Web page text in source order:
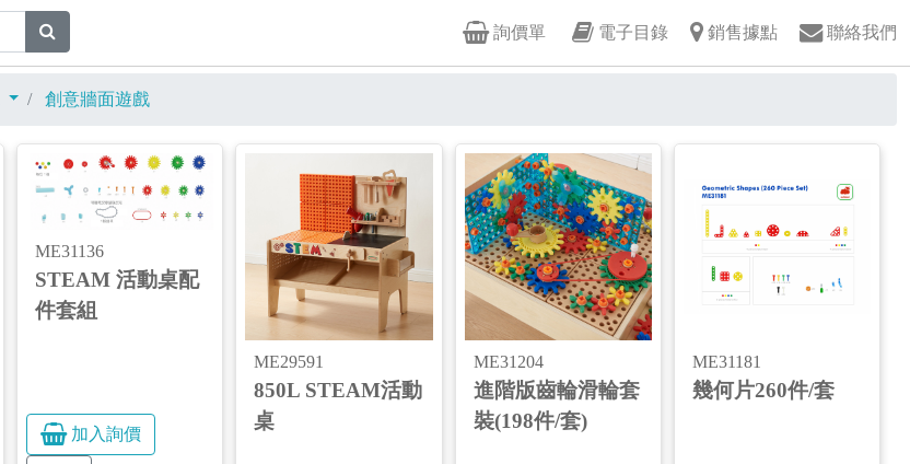
詢價單 電子目錄 銷售據點 聯絡我們
創意牆面遊戲
ME31136
STEAM 活動桌配
件套組
加入詢價
ME29591
850L STEAM活動
桌
ME31204
進階版齒輪滑輪套
裝(198件/套)
ME31181
幾何片260件/套